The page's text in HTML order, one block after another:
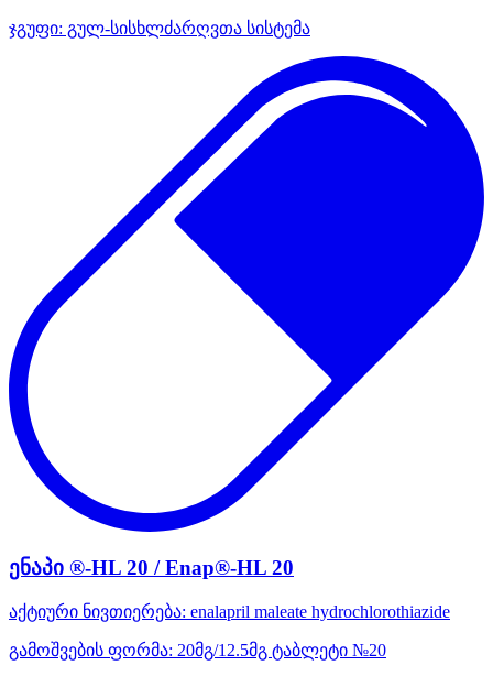
ჯგუფი: გულ-სისხლძარღვთა სისტემა
ენაპი ®-HL 20 / Enap®-HL 20
აქტიური ნივთიერება: enalapril maleate hydrochlorothiazide
გამოშვების ფორმა: 20მგ/12.5მგ ტაბლეტი №20